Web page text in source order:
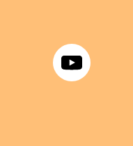
YouTube